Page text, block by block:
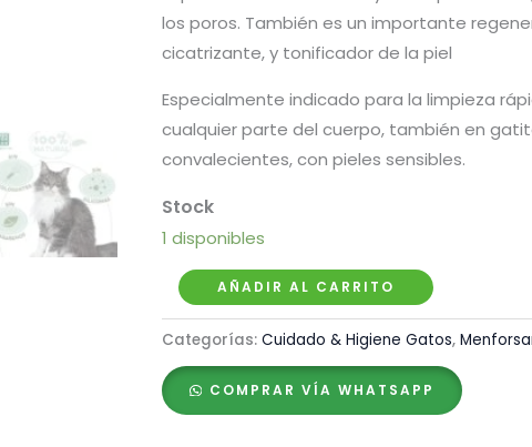
los poros. También es un importante
cicatrizante, y tonificador de la piel
Especialmente indicado para la limpieza
cualquier parte del cuerpo, también en
convalecientes, con pieles sensibles.
1 disponibles
Menforsan
Shampoo
en
Espuma
con
AÑADIR AL CARRITO
Categorías: Cuidado & Higiene Gatos,
COMPRAR VÍA WHATSAPP